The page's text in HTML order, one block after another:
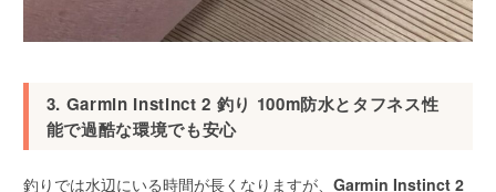
3. Garmin Instinct 2 釣り 100m防水とタフネス性
能で過酷な環境でも安心
釣りでは水辺にいる時間が長くなりますが、Garmin Instinct 2